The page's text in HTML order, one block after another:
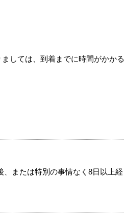
しては、到着までに時間がかかる
または特別の事情なく8日以上経